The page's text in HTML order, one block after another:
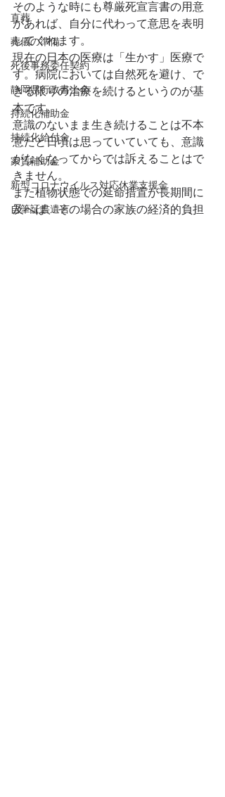
直葬
葬儀の準備
死後事務委任契約
静岡県行政書士会
持続化補助金
持続化給付金
家賃補助金
新型コロナウイルス対応休業支援金
自筆証書遺言
そのような時にも尊厳死宣言書の用意
があれば、自分に代わって意思を表明
してくれます。
現在の日本の医療は「生かす」医療で
す。病院においては自然死を避け、で
きる限りの治療を続けるというのが基
本です。
意識のないまま生き続けることは不本
意だと日頃は思っていていても、意識
がなくなってからでは訴えることはで
きません。
また植物状態での延命措置が長期間に
及べば、その場合の家族の経済的負担